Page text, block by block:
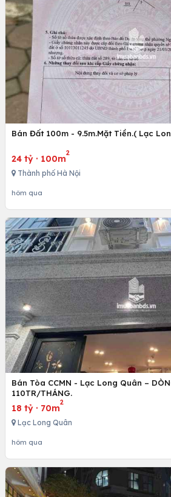
Bán Đất 100m - 9.5m.Mặt Tiền.( Lạc
24 tỷ · 100m
2
Thành phố Hà Nội
hôm qua
Bán Tòa CCMN - Lạc Long Quân –
110TR/THÁNG.
18 tỷ · 70m
2
Lạc Long Quân
hôm qua